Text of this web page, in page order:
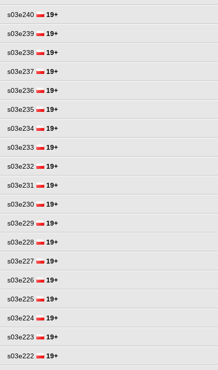
s03e240 19+
s03e239 19+
s03e238 19+
s03e237 19+
s03e236 19+
s03e235 19+
s03e234 19+
s03e233 19+
s03e232 19+
s03e231 19+
s03e230 19+
s03e229 19+
s03e228 19+
s03e227 19+
s03e226 19+
s03e225 19+
s03e224 19+
s03e223 19+
s03e222 19+